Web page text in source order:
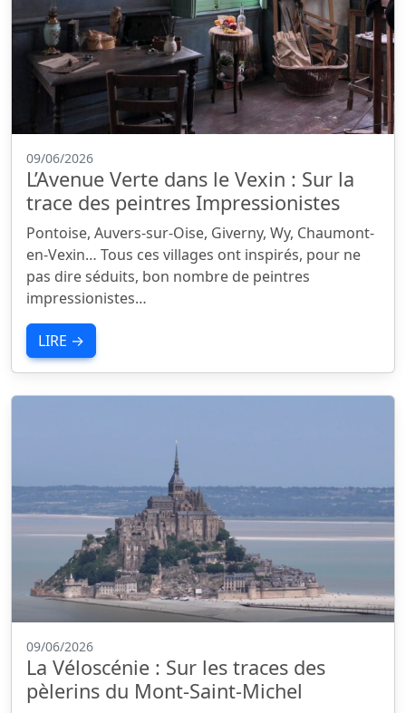
09/06/2026
L’Avenue Verte dans le Vexin : Sur la
trace des peintres Impressionistes
Pontoise, Auvers-sur-Oise, Giverny, Wy, Chaumont-
en-Vexin… Tous ces villages ont inspirés, pour ne
pas dire séduits, bon nombre de peintres
impressionistes…
LIRE →
09/06/2026
La Véloscénie : Sur les traces des
pèlerins du Mont-Saint-Michel